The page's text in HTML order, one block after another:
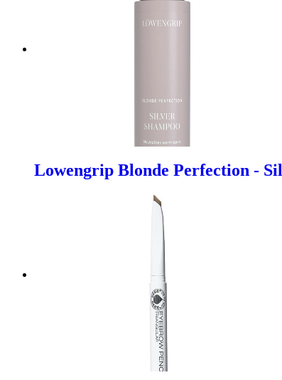
Lowengrip Blonde Perfection -